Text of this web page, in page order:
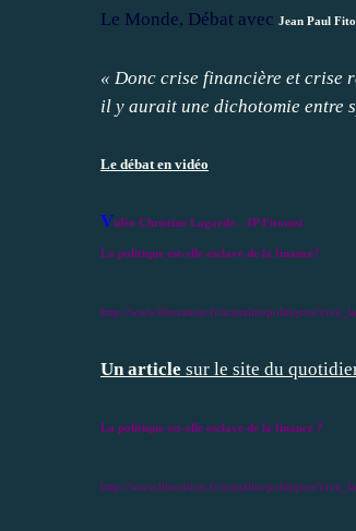
Le Monde, Débat avec Jean Paul
« Donc crise financière et crise
il y aurait une dichotomie entre
Le débat en vidéo
Vidéo Christine Lagarde - JP Fitoussi
La politique est-elle esclave de la finance?
http://www.liberation.fr/actualite/politiques/
Un article sur le site du
La politique est-elle esclave de la finance ?
http://www.liberation.fr/actualite/politiques/